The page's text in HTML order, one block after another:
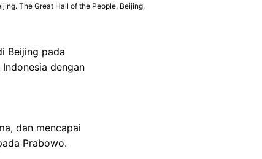
The Great Hall of the People, Beijing,
Beijing pada
dengan
dan mencapai
Prabowo.